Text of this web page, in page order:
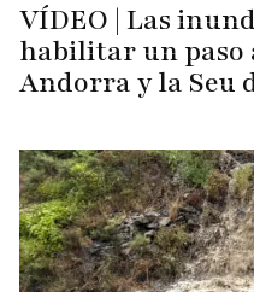
VÍDEO | Las
habilitar un
Andorra y la Seu